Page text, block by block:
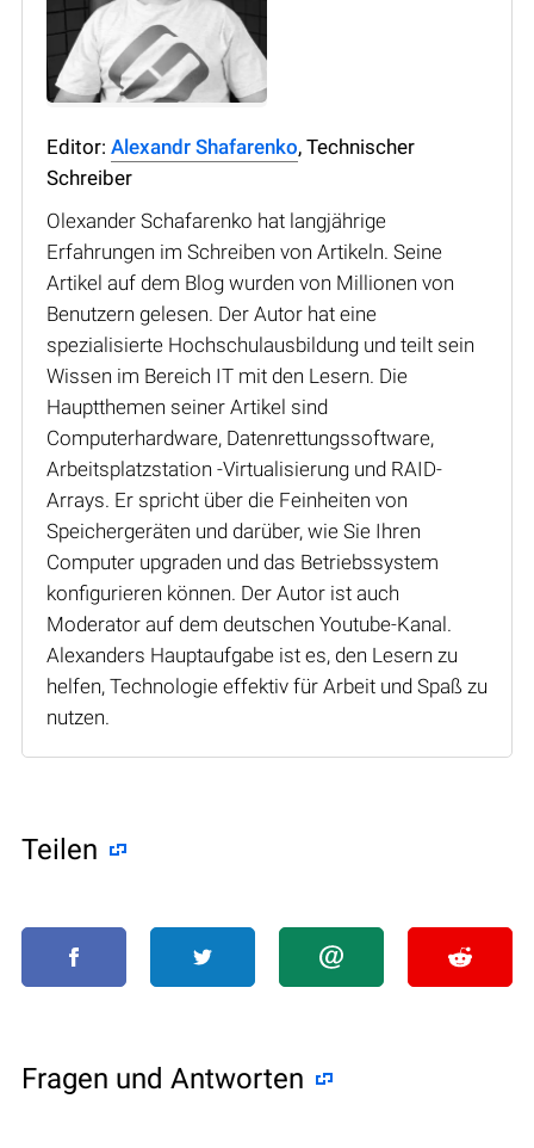
Editor: Alexandr Shafarenko, Technischer
Schreiber
Olexander Schafarenko hat langjährige
Erfahrungen im Schreiben von Artikeln. Seine
Artikel auf dem Blog wurden von Millionen von
Benutzern gelesen. Der Autor hat eine
spezialisierte Hochschulausbildung und teilt sein
Wissen im Bereich IT mit den Lesern. Die
Hauptthemen seiner Artikel sind
Computerhardware, Datenrettungssoftware,
Arbeitsplatzstation -Virtualisierung und RAID-
Arrays. Er spricht über die Feinheiten von
Speichergeräten und darüber, wie Sie Ihren
Computer upgraden und das Betriebssystem
konfigurieren können. Der Autor ist auch
Moderator auf dem deutschen Youtube-Kanal.
Alexanders Hauptaufgabe ist es, den Lesern zu
helfen, Technologie effektiv für Arbeit und Spaß zu
nutzen.
Teilen
Fragen und Antworten